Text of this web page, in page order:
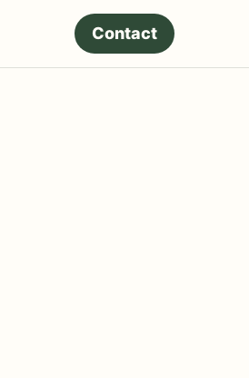
Contact